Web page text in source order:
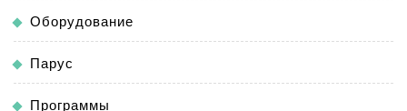
Оборудование
Парус
Программы